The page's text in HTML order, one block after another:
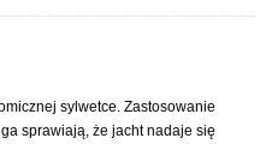
sylwetce. Zastosowanie
sprawiają, że jacht nadaje się